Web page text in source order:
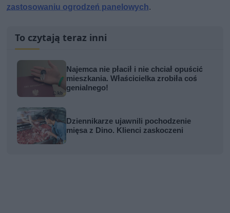
zastosowaniu ogrodzeń panelowych.
To czytają teraz inni
Najemca nie płacił i nie chciał opuścić
mieszkania. Właścicielka zrobiła coś
genialnego!
Dziennikarze ujawnili pochodzenie
mięsa z Dino. Klienci zaskoczeni